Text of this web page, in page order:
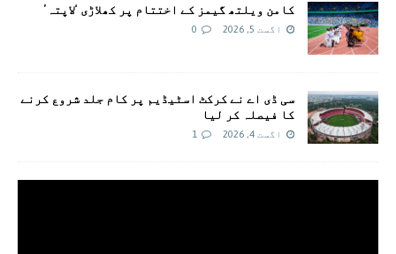
کامن ویلتھ گیمز کے اختتام پر کھلاڑی ‘لاپتہ’
اگست 5, 2026 0
سی ڈی اے نے کرکٹ اسٹیڈیم پر کام جلد شروع کرنے
کا فیصلہ کر لیا
اگست 4, 2026 1